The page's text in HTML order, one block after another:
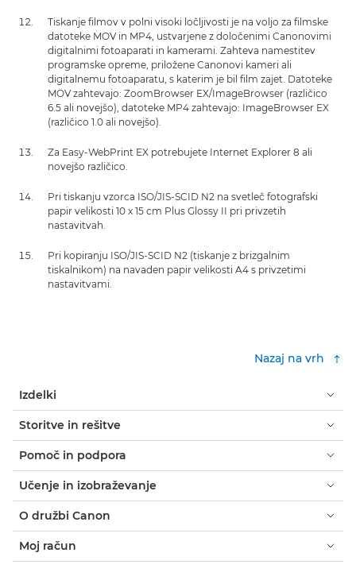
Tiskanje filmov v polni visoki ločljivosti je na voljo za filmske
datoteke MOV in MP4, ustvarjene z določenimi Canonovimi
digitalnimi fotoaparati in kamerami. Zahteva namestitev
programske opreme, priložene Canonovi kameri ali
digitalnemu fotoaparatu, s katerim je bil film zajet. Datoteke
MOV zahtevajo: ZoomBrowser EX/ImageBrowser (različico
6.5 ali novejšo), datoteke MP4 zahtevajo: ImageBrowser EX
(različico 1.0 ali novejšo).
Za Easy-WebPrint EX potrebujete Internet Explorer 8 ali
novejšo različico.
Pri tiskanju vzorca ISO/JIS-SCID N2 na svetleč fotografski
papir velikosti 10 x 15 cm Plus Glossy II pri privzetih
nastavitvah.
Pri kopiranju ISO/JIS-SCID N2 (tiskanje z brizgalnim
tiskalnikom) na navaden papir velikosti A4 s privzetimi
nastavitvami.
Nazaj na vrh
Izdelki
Storitve in rešitve
Pomoč in podpora
Učenje in izobraževanje
O družbi Canon
Moj račun